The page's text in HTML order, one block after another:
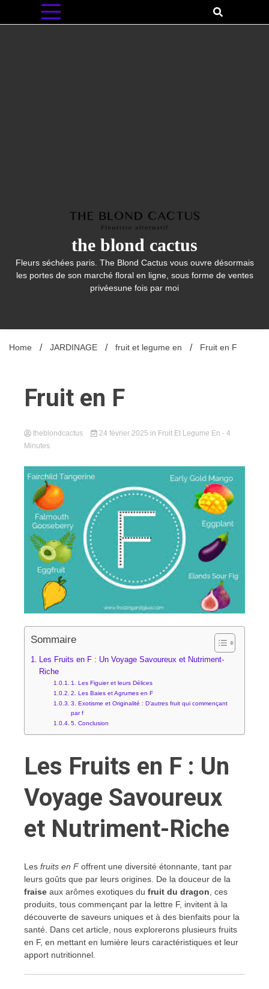
the blond cactus
Fleurs séchées paris. The Blond Cactus vous ouvre désormais
les portes de son marché floral en ligne, sous forme de ventes
privéesune fois par moi
Home JARDINAGE fruit et legume en Fruit en F
Fruit en F
theblondcactus 24 février 2025 in Fruit Et Legume En - 4
Minutes
Sommaire
Les Fruits en F : Un Voyage Savoureux et Nutriment-
Riche
1. Les Figuier et leurs Délices
2. Les Baies et Agrumes en F
3. Exotisme et Originalité : D’autres fruit qui commençant
par f
5. Conclusion
Les Fruits en F : Un
Voyage Savoureux
et Nutriment-Riche
Les fruits en F offrent une diversité étonnante, tant par
leurs goûts que par leurs origines. De la douceur de la
fraise aux arômes exotiques du fruit du dragon, ces
produits, tous commençant par la lettre F, invitent à la
découverte de saveurs uniques et à des bienfaits pour la
santé. Dans cet article, nous explorerons plusieurs fruits
en F, en mettant en lumière leurs caractéristiques et leur
apport nutritionnel.